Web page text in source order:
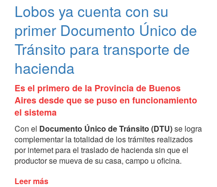
Municipio
de
Lobos
paritarias
2019
Lobos ya cuenta con su
primer Documento Único de
Tránsito para transporte de
hacienda
Es el primero de la Provincia de Buenos
Aires desde que se puso en funcionamiento
el sistema
Con el Documento Único de Tránsito (DTU)se logra
complementar la totalidad de los trámites realizados
por internet para el traslado de hacienda sin que el
productor se mueva de su casa, campo u oficina.
Leer más